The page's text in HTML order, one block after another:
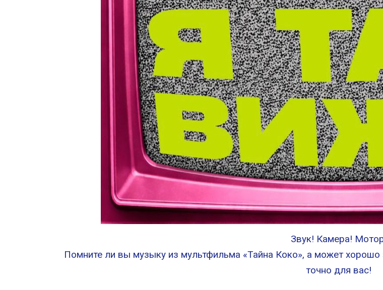
Звук! Камера!
Помните ли вы музыку из мультфильма «Тайна Коко», а может
точно для вас!